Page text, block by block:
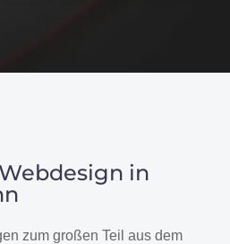
in
zum großen Teil aus dem